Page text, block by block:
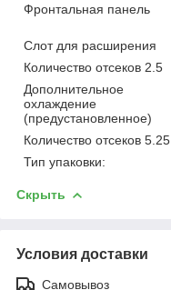
Фронтальная панель
Слот для расширения
Количество отсеков 2.5
Дополнительное
охлаждение
(предустановленное)
Количество отсеков 5.25
Тип упаковки:
Скрыть
Условия доставки
Самовывоз